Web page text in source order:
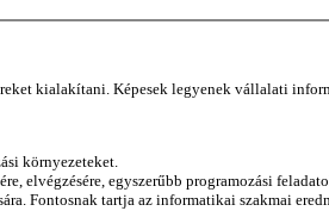
kialakítani. Képesek legyenek vállalati
környezeteket.
elvégzésére, egyszerűbb programozási
Fontosnak tartja az informatikai szakmai